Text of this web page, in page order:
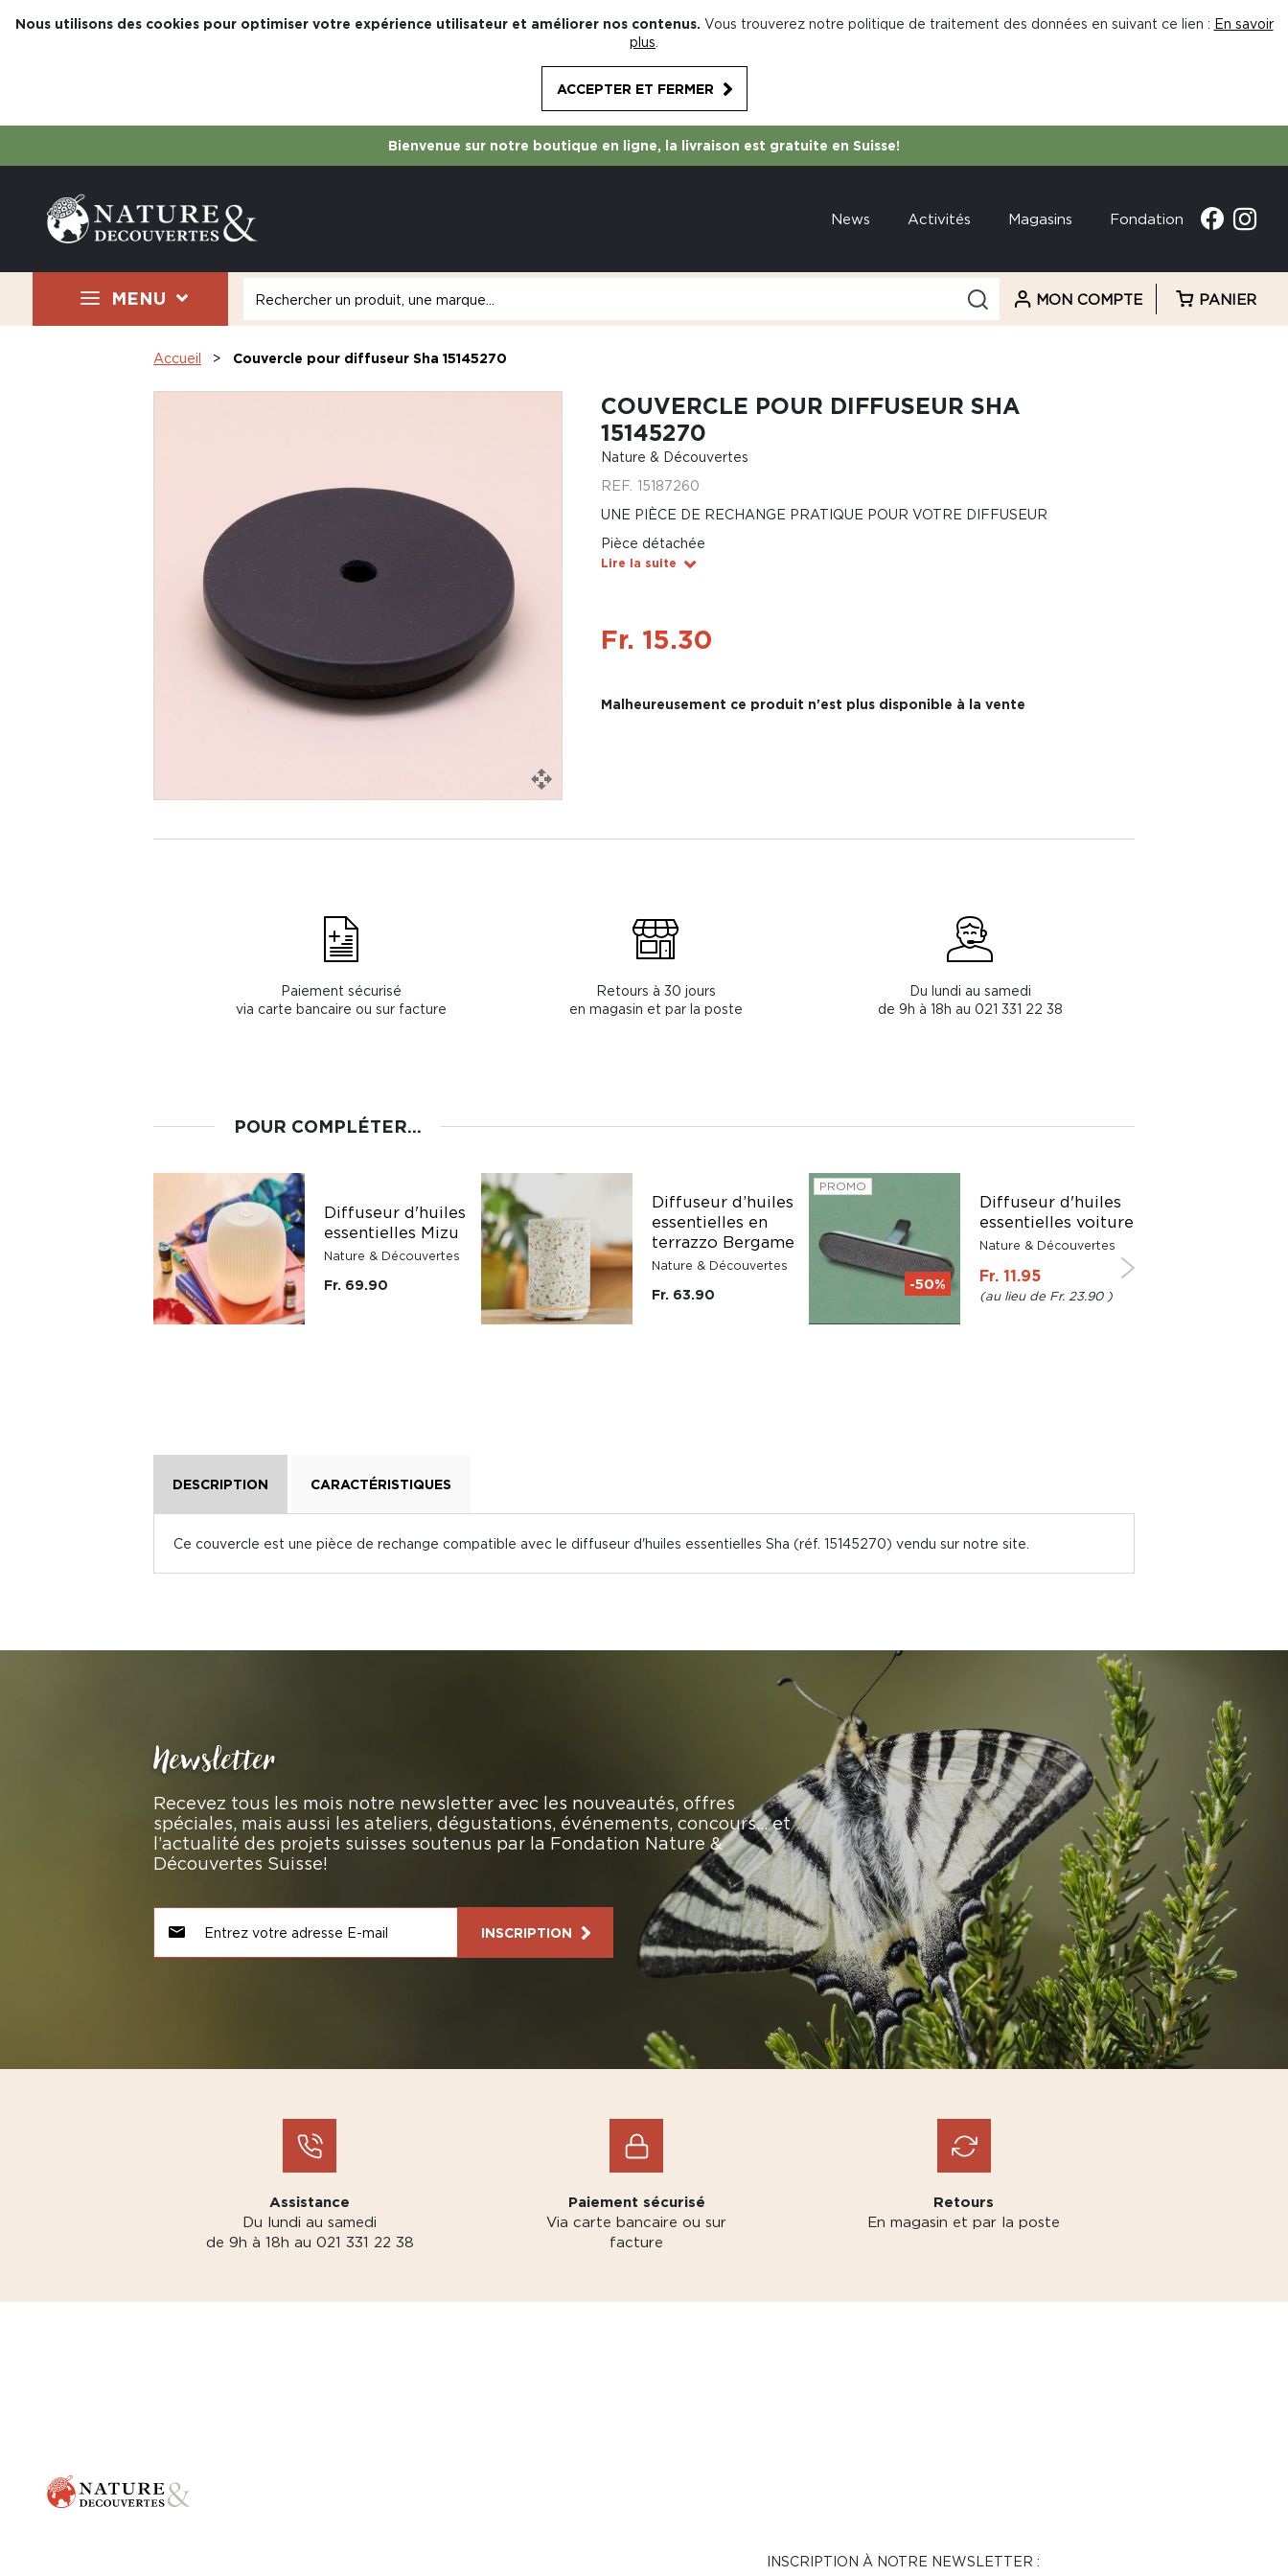
Nous utilisons des cookies pour optimiser votre expérience utilisateur et améliorer nos contenus. Vous trouverez notre politique de traitement des données en suivant ce lien : En savoir
plus
ACCEPTER ET FERMER
Bienvenue sur notre boutique en ligne, la livraison est gratuite en Suisse!
News Activités Magasins Fondation
MENU MON COMPTE PANIER
Accueil Couvercle pour diffuseur Sha 15145270
COUVERCLE POUR DIFFUSEUR SHA
15145270
Nature & Découvertes
REF. 15187260
UNE PIÈCE DE RECHANGE PRATIQUE POUR VOTRE DIFFUSEUR
Pièce détachée
Lire la suite
Fr. 15.30
Malheureusement ce produit n'est plus disponible à la vente
Paiement sécurisé
via carte bancaire ou sur facture
Retours à 30 jours
en magasin et par la poste
Du lundi au samedi
de 9h à 18h au 021 331 22 38
POUR COMPLÉTER...
Diffuseur d'huiles
essentielles Mizu
Nature & Découvertes
Fr. 69.90
Diffuseur d’huiles
essentielles en
terrazzo Bergame
Nature & Découvertes
Fr. 63.90
PROMO
Diffuseur d'huiles
essentielles voiture
Nature & Découvertes
Fr. 11.95
Fr. 23.90
-50%
DESCRIPTION CARACTÉRISTIQUES
Ce couvercle est une pièce de rechange compatible avec le diffuseur d'huiles essentielles Sha (réf. 15145270) vendu sur notre site.
Newsletter
Recevez tous les mois notre newsletter avec les nouveautés, offres
spéciales, mais aussi les ateliers, dégustations, événements, concours… et
l’actualité des projets suisses soutenus par la Fondation Nature &
Découvertes Suisse!
INSCRIPTION
Assistance
Du lundi au samedi
de 9h à 18h au 021 331 22 38
Paiement sécurisé
Via carte bancaire ou sur
facture
Retours
En magasin et par la poste
INSCRIPTION À NOTRE NEWSLETTER :